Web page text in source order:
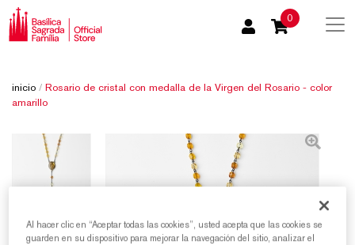
0
inicio / Rosario de cristal con medalla de la Virgen del Rosario - color
amarillo
Al hacer clic en “Aceptar todas las cookies”, usted acepta que las cookies se
guarden en su dispositivo para mejorar la navegación del sitio, analizar el